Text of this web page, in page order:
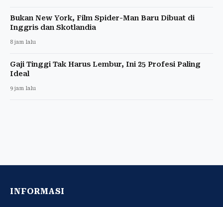
Bukan New York, Film Spider-Man Baru Dibuat di
Inggris dan Skotlandia
8 jam lalu
Gaji Tinggi Tak Harus Lembur, Ini 25 Profesi Paling
Ideal
9 jam lalu
INFORMASI